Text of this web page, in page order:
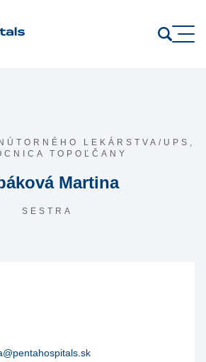
LEKÁRSTVA/UPS,
TOPOĽČANY
Martina
SESTRA